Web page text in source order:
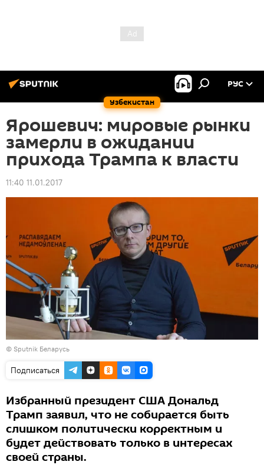
Узбекистан
РУС
Ярошевич: мировые рынки
замерли в ожидании
прихода Трампа к власти
11:40 11.01.2017
© Sputnik Беларусь
Подписаться
Избранный президент США Дональд
Трамп заявил, что не собирается быть
слишком политически корректным и
будет действовать только в интересах
своей страны.